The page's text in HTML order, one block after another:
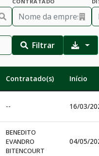
Filtrar
Contratado(s) Início
-- 16/03/
BENEDITO
EVANDRO
BITENCOURT
04/05/